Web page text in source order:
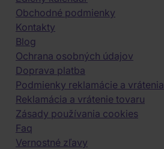
Obchodné podmienky
Kontakty
Blog
Ochrana osobných údajov
Doprava platba
Podmienky reklamácie a vrátenia
Reklamácia a vrátenie tovaru
Zásady používania cookies
Faq
Vernostné zľavy